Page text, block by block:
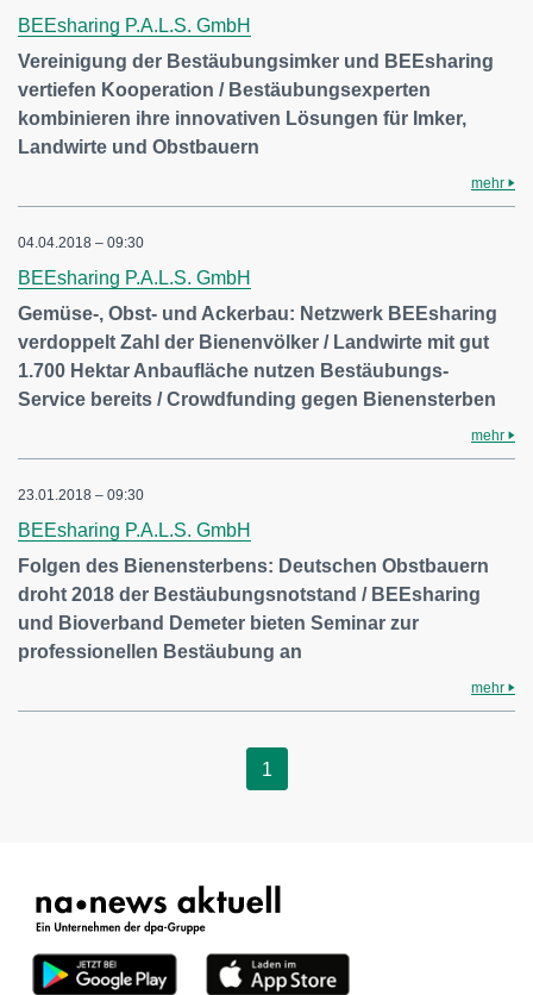
BEEsharing P.A.L.S. GmbH
Vereinigung der Bestäubungsimker und BEEsharing
vertiefen Kooperation / Bestäubungsexperten
kombinieren ihre innovativen Lösungen für Imker,
Landwirte und Obstbauern
mehr
04.04.2018 – 09:30
BEEsharing P.A.L.S. GmbH
Gemüse-, Obst- und Ackerbau: Netzwerk BEEsharing
verdoppelt Zahl der Bienenvölker / Landwirte mit gut
1.700 Hektar Anbaufläche nutzen Bestäubungs-
Service bereits / Crowdfunding gegen Bienensterben
mehr
23.01.2018 – 09:30
BEEsharing P.A.L.S. GmbH
Folgen des Bienensterbens: Deutschen Obstbauern
droht 2018 der Bestäubungsnotstand / BEEsharing
und Bioverband Demeter bieten Seminar zur
professionellen Bestäubung an
mehr
1